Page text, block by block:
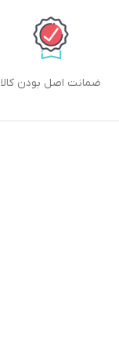
ضمانت اصل بودن کالا